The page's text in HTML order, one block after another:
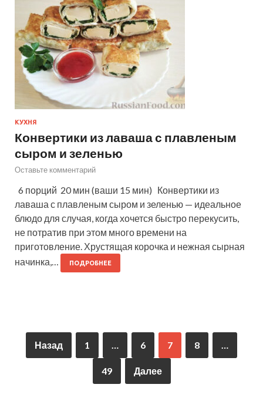
КУХНЯ
Конвертики из лаваша с плавленым
сыром и зеленью
Оставьте комментарий
6 порций 20 мин (ваши 15 мин) Конвертики из
лаваша с плавленым сыром и зеленью — идеальное
блюдо для случая, когда хочется быстро перекусить,
не потратив при этом много времени на
приготовление. Хрустящая корочка и нежная сырная
начинка,…
ПОДРОБНЕЕ
Назад 1 6 7 8
49 Далее